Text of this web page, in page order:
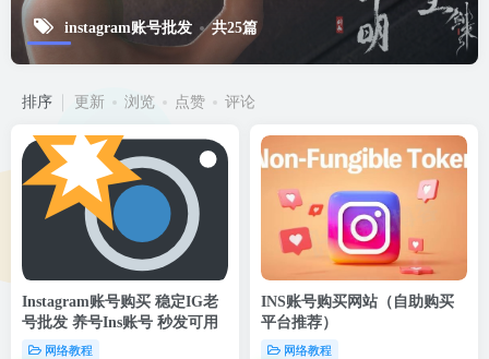
instagram账号批发 共25篇
排序 更新 浏览 点赞 评论
Instagram账号购买 稳定IG老
号批发 养号Ins账号 秒发可用
网络教程
INS账号购买网站（自助购买
平台推荐）
网络教程